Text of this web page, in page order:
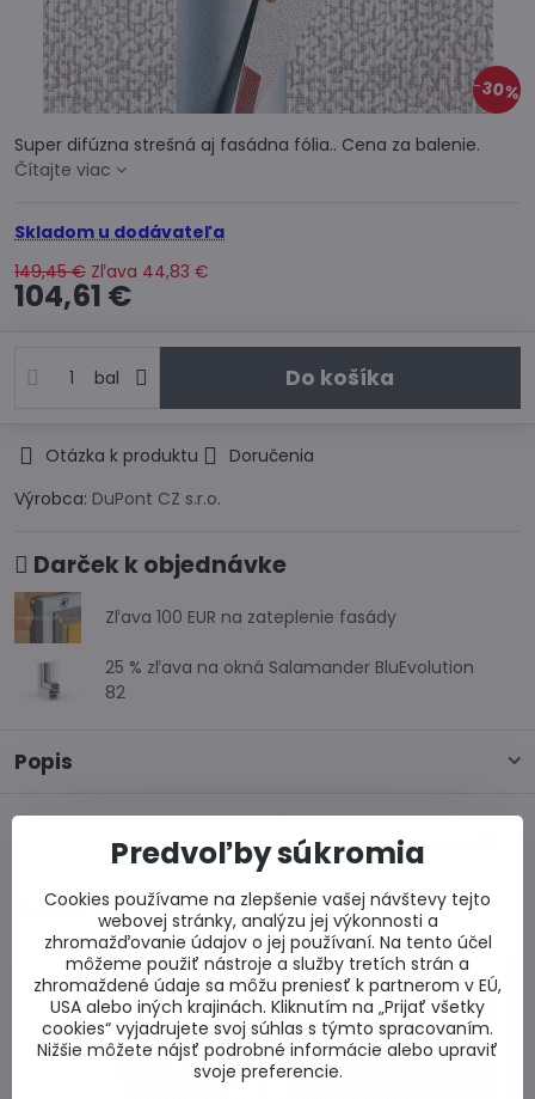
30%
Super difúzna strešná aj fasádna fólia.. Cena za balenie.
Čítajte viac
Skladom u dodávateľa
149,45 € Zľava 44,83 €
104,61 €
bal Do košíka
Otázka k produktu
Doručenia
Výrobca: DuPont CZ s.r.o.
Darček k objednávke
Zľava 100 EUR na zateplenie fasády
25 % zľava na okná Salamander BluEvolution
82
Popis
Nasledujúci produkt
Alternatívne produkty
Predvoľby súkromia
Cookies používame na zlepšenie vašej návštevy tejto
webovej stránky, analýzu jej výkonnosti a
zhromažďovanie údajov o jej používaní. Na tento účel
môžeme použiť nástroje a služby tretích strán a
zhromaždené údaje sa môžu preniesť k partnerom v EÚ,
USA alebo iných krajinách. Kliknutím na „Prijať všetky
cookies“ vyjadrujete svoj súhlas s týmto spracovaním.
Nižšie môžete nájsť podrobné informácie alebo upraviť
svoje preferencie.